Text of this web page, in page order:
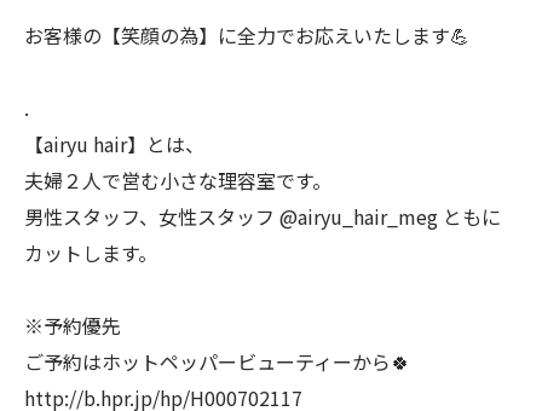
お客様の【笑顔の為】に全力でお応えいたします💪
.
【airyu hair】とは、
夫婦２人で営む小さな理容室です。
男性スタッフ、女性スタッフ @airyu_hair_meg ともに
カットします。
※予約優先
ご予約はホットペッパービューティーから🍀
http://b.hpr.jp/hp/H000702117